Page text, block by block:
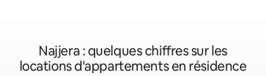
Najjera : quelques chiffres sur les
locations d'appartements en résidence